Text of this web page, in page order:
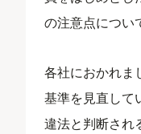
の注意点につい
各社におかれま
基準を見直して
違法と判断され